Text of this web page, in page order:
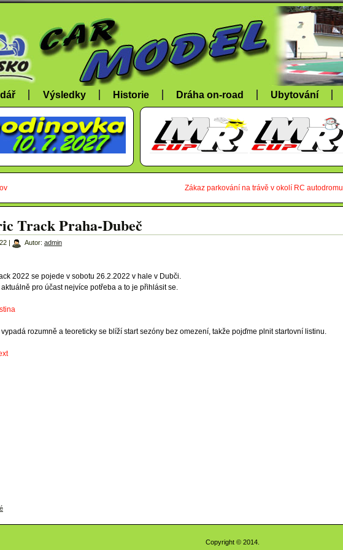
Výsledky Historie Dráha on-road Ubytování
Zákaz parkování na trávě v okolí RC autodromu
Track Praha-Dubeč
Autor: admin
2022 se pojede v sobotu 26.2.2022 v hale v Dubči.
pro účast nejvíce potřeba a to je přihlásit se.
rozumně a teoreticky se blíží start sezóny bez omezení, takže pojďme plnit startovní listinu.
Copyright © 2014.